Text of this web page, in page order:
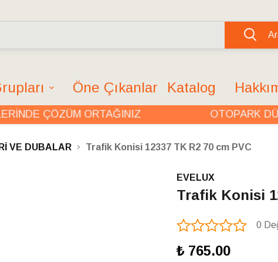
Öne Çıkanlar Katalog
ÇÖZÜM ORTAĞINIZ OTOPARK
VE DUBALAR Trafik Konisi 12337 TK R2 70 cm PVC
EVELUX
Trafik Konisi
0
₺ 765.00